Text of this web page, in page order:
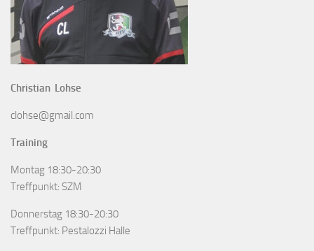
Christian Lohse
clohse@gmail.com
Training
Montag 18:30-20:30
Treffpunkt: SZM
Donnerstag 18:30-20:30
Treffpunkt: Pestalozzi Halle